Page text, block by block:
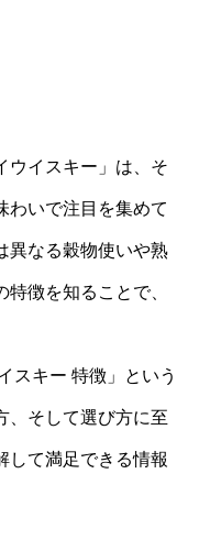
ウイスキー」は、そ
わいで注目を集めて
異なる穀物使いや熟
徴を知ることで、
スキー 特徴」という
、そして選び方に至
して満足できる情報